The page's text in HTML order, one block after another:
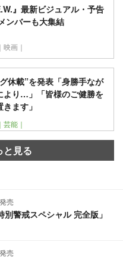
』最新ビジュアル・予告
ンバーも大集結
｜映画｜
休載”を発表「身勝手なが
より…」「皆様のご健勝を
ます」
｜芸能｜
と見る
売
別警戒スペシャル 完全版」
売